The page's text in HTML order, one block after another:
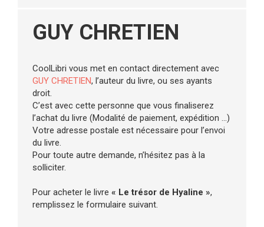
GUY CHRETIEN
CoolLibri vous met en contact directement avec
GUY CHRETIEN, l’auteur du livre, ou ses ayants
droit.
C’est avec cette personne que vous finaliserez
l’achat du livre (Modalité de paiement, expédition ...)
Votre adresse postale est nécessaire pour l’envoi
du livre.
Pour toute autre demande, n’hésitez pas à la
solliciter.
Pour acheter le livre « Le trésor de Hyaline »,
remplissez le formulaire suivant.